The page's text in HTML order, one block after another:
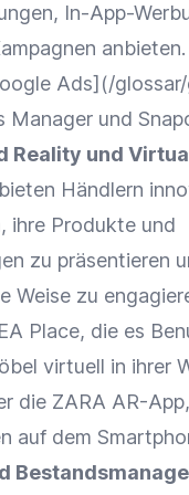
, In-App-
Ads](/
Manager und
Reality und
Händlern
ihre Produkte und
zu präsentieren
Weise zu
Place, die es
virtuell in ihrer
die ZARA AR-
auf dem